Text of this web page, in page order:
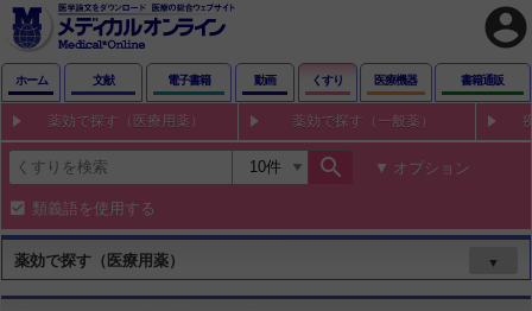
account_circle
ホーム 文献 電子書籍 動画 くすり 医療機器 書籍通販
薬効で探す（医療用薬） 薬効で探す（一般薬）
search オプション
類義語を使用する
薬効で探す（医療用薬） ▼